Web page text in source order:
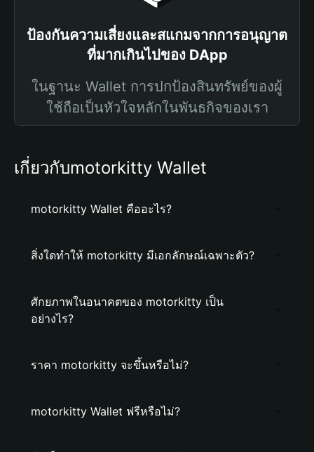
ป้องกันความเสี่ยงและสแกมจากการอนุญาต
ที่มากเกินไปของ DApp
ในฐานะ Wallet การปกป้องสินทรัพย์ของผู้
ใช้ถือเป็นหัวใจหลักในพันธกิจของเรา
เกี่ยวกับmotorkitty Wallet
motorkitty Wallet คืออะไร?
สิ่งใดทำให้ motorkitty มีเอกลักษณ์เฉพาะตัว?
ศักยภาพในอนาคตของ motorkitty เป็น
อย่างไร?
ราคา motorkitty จะขึ้นหรือไม่?
motorkitty Wallet ฟรีหรือไม่?